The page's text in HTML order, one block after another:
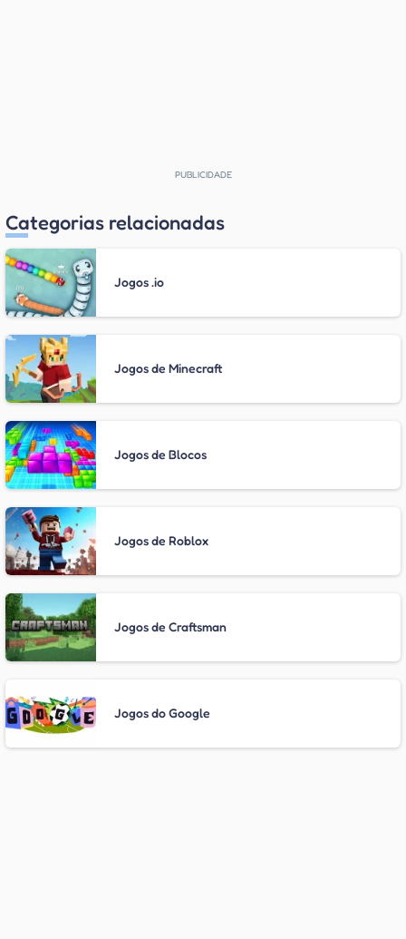
Categorias relacionadas
Jogos .io
Jogos de Minecraft
Jogos de Blocos
Jogos de Roblox
Jogos de Craftsman
Jogos do Google